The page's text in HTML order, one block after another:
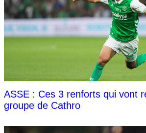
ASSE : Ces 3 renforts qui vont
groupe de Cathro